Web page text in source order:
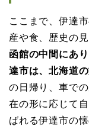
ここまで、伊達
産や食、歴史の
函館の中間にあ
達市は、北海道
の日帰り、車で
在の形に応じて
ばれる伊達市の